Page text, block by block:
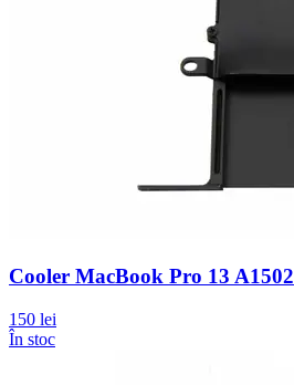
Cooler MacBook Pro 13 A1502
150 lei
În stoc